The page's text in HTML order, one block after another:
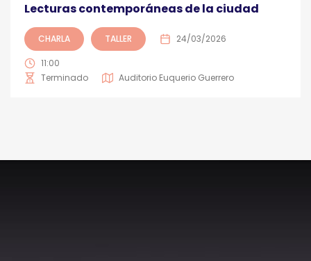
Lecturas contemporáneas de la ciudad
CHARLA TALLER 24/03/2026
11:00
Terminado
Auditorio Euquerio Guerrero